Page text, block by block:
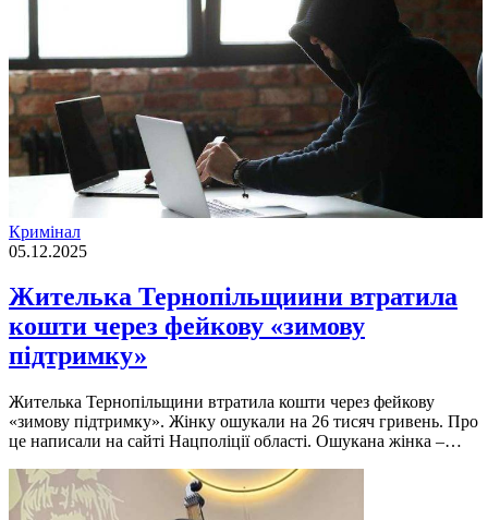
Кримінал
05.12.2025
Жителька Тернопільщиини втратила
кошти через фейкову «зимову
підтримку»
Жителька Тернопільщини втратила кошти через фейкову
«зимову підтримку». Жінку ошукали на 26 тисяч гривень. Про
це написали на сайті Нацполіції області. Ошукана жінка –…